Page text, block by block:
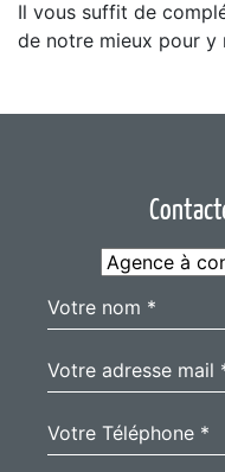
Il vous suffit de
de notre mieux pour y